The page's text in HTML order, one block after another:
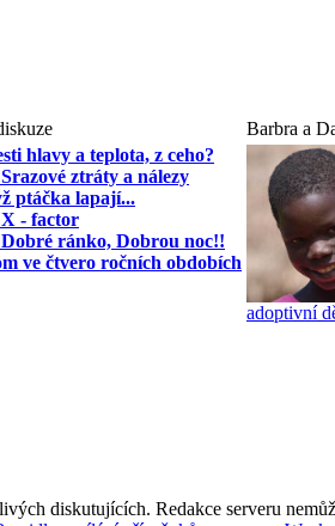
Barbra a
hlavy a teplota, z ceho?
ztráty a nálezy
ptáčka lapají...
- factor
ránko, Dobrou noc!!
ve čtvero ročních obdobích
adoptivní
diskutujících. Redakce serveru